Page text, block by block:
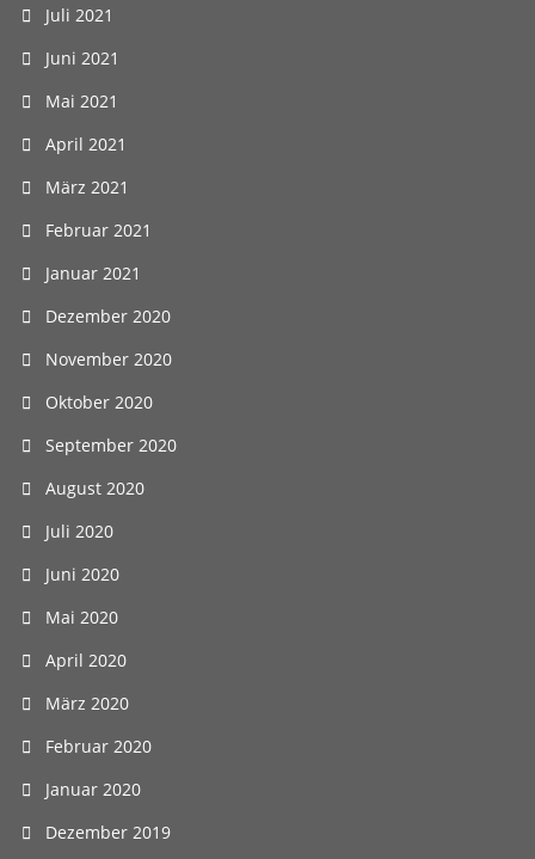
Juli 2021
Juni 2021
Mai 2021
April 2021
März 2021
Februar 2021
Januar 2021
Dezember 2020
November 2020
Oktober 2020
September 2020
August 2020
Juli 2020
Juni 2020
Mai 2020
April 2020
März 2020
Februar 2020
Januar 2020
Dezember 2019